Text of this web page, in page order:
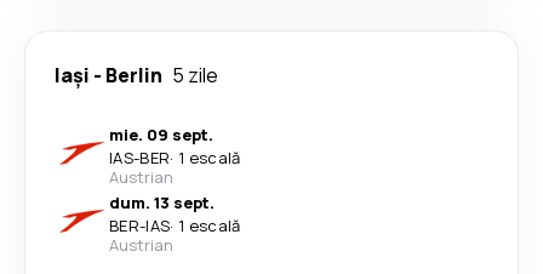
Iași - Berlin 5 zile
mie. 09 sept.
IAS-BER· 1 escală
Austrian
dum. 13 sept.
BER-IAS· 1 escală
Austrian